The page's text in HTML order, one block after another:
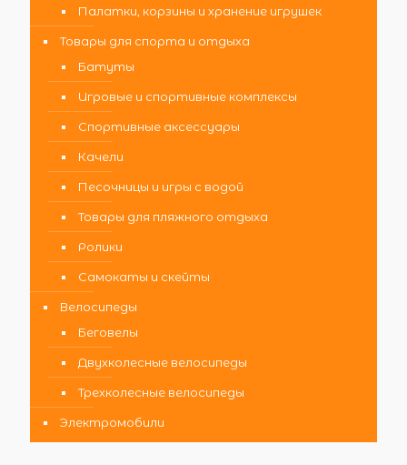
Палатки, корзины и хранение игрушек
Товары для спорта и отдыха
Батуты
Игровые и спортивные комплексы
Спортивные аксессуары
Качели
Песочницы и игры с водой
Товары для пляжного отдыха
Ролики
Самокаты и скейты
Велосипеды
Беговелы
Двухколесные велосипеды
Трехколесные велосипеды
Электромобили